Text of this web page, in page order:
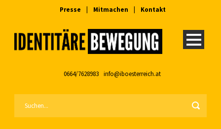
Presse Mitmachen Kontakt
0664/7628983 info@iboesterreich.at